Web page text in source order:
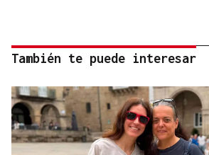
También te puede interesar